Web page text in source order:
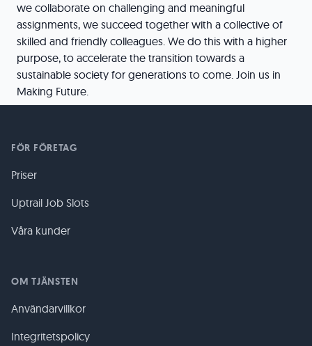
we collaborate on challenging and meaningful
assignments, we succeed together with a collective of
skilled and friendly colleagues. We do this with a higher
purpose, to accelerate the transition towards a
sustainable society for generations to come. Join us in
Making Future.
FÖR FÖRETAG
Priser
Uptrail Job Slots
Våra kunder
OM TJÄNSTEN
Användarvillkor
Integritetspolicy